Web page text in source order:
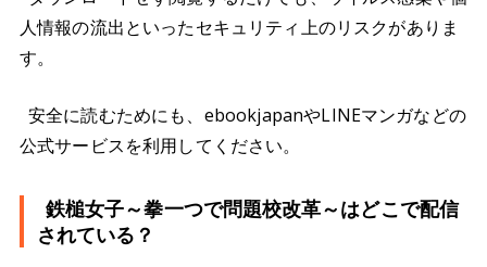
人情報の流出といったセキュリティ上のリスクがありま
す。
安全に読むためにも、ebookjapanやLINEマンガなどの
公式サービスを利用してください。
鉄槌女子～拳一つで問題校改革～はどこで配信
されている？